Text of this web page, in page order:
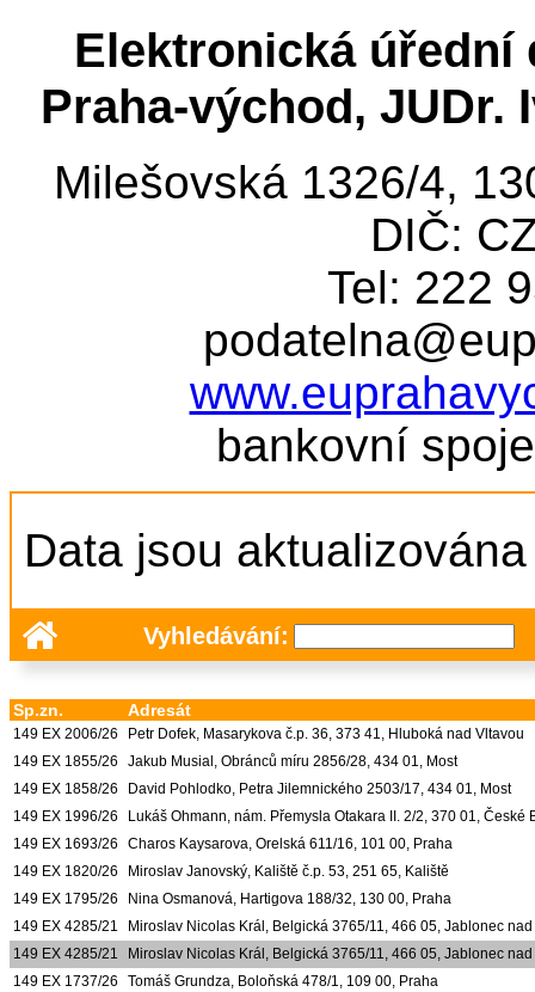
Elektronická úřední
Praha-východ, JUDr.
Milešovská 1326/4,
DIČ:
Tel: 222
bankovní
Data jsou
Vyhledávání:
Sp.zn. Adresát
149 EX 2006/26
Petr Dofek, Masarykova č.p. 36, 373 41, Hluboká nad Vltavou
149 EX 1855/26
Jakub Musial, Obránců míru 2856/28, 434 01, Most
149 EX 1858/26
David Pohlodko, Petra Jilemnického 2503/17, 434 01, Most
149 EX 1996/26
Lukáš Ohmann, nám. Přemysla Otakara II. 2/2, 370 01, České
149 EX 1693/26
Charos Kaysarova, Orelská 611/16, 101 00, Praha
149 EX 1820/26
Miroslav Janovský, Kaliště č.p. 53, 251 65, Kaliště
149 EX 1795/26
Nina Osmanová, Hartigova 188/32, 130 00, Praha
149 EX 4285/21
Miroslav Nicolas Král, Belgická 3765/11, 466 05, Jablonec
149 EX 4285/21
Miroslav Nicolas Král, Belgická 3765/11, 466 05, Jablonec
149 EX 1737/26
Tomáš Grundza, Boloňská 478/1, 109 00, Praha